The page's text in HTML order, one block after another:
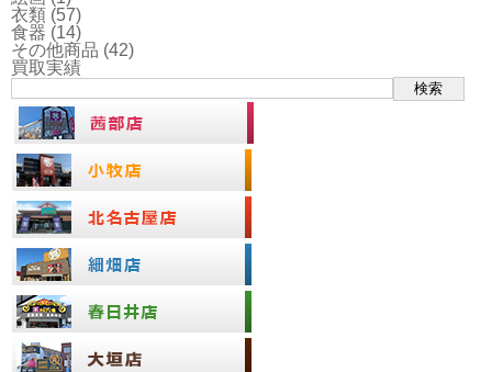
衣類 (57)
食器 (14)
その他商品 (42)
買取実績
検索